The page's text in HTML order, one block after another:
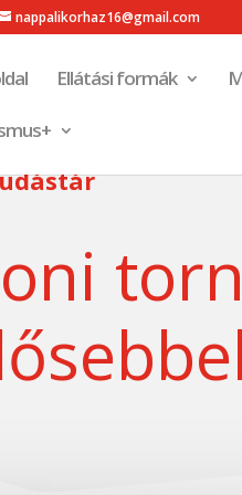
nappalikorhaz16@gmail.com
Ellátási formák